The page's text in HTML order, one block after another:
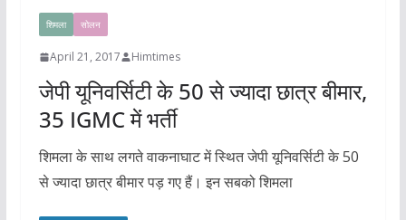
शिमला सोलन
April 21, 2017 Himtimes
जेपी यूनिवर्सिटी के 50 से ज्यादा छात्र बीमार,
35 IGMC में भर्ती
शिमला के साथ लगते वाकनाघाट में स्थित जेपी यूनिवर्सिटी के 50
से ज्यादा छात्र बीमार पड़ गए हैं। इन सबको शिमला